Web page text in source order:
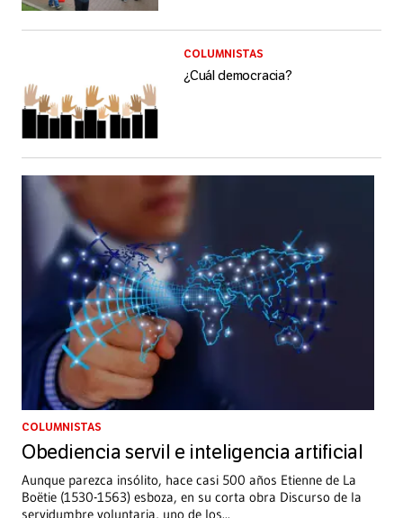
COLUMNISTAS
¿Cuál democracia?
COLUMNISTAS
Obediencia servil e inteligencia artificial
Aunque parezca insólito, hace casi 500 años Etienne de La
Boëtie (1530-1563) esboza, en su corta obra Discurso de la
servidumbre voluntaria, uno de los...